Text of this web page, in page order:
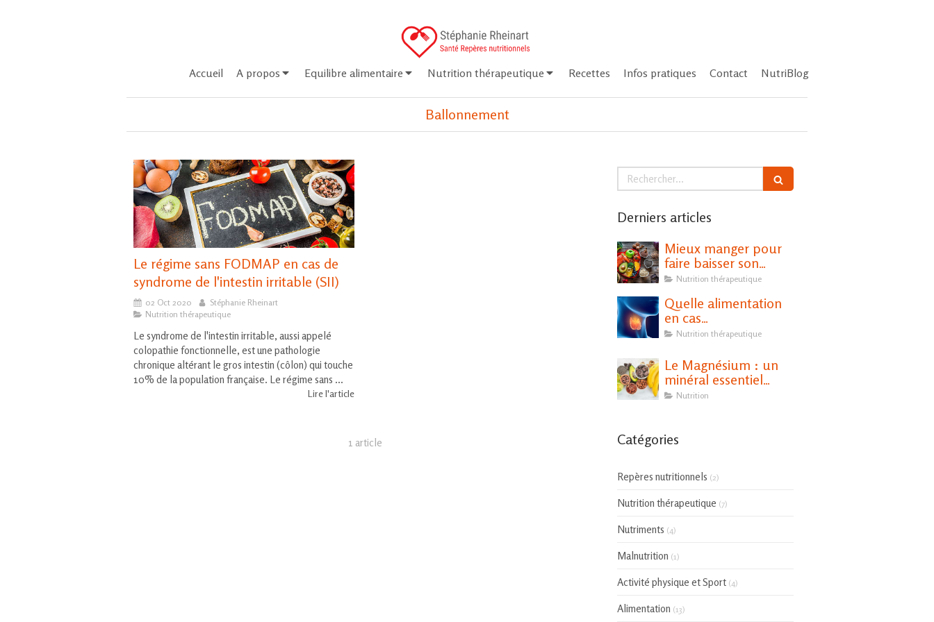
Accueil A propos Equilibre alimentaire Nutrition thérapeutique Recettes Infos pratiques Contact NutriBlog
Ballonnement
Le régime sans FODMAP en cas de
syndrome de l'intestin irritable (SII)
02 Oct 2020
Stéphanie Rheinart
Nutrition thérapeutique
Le syndrome de l'intestin irritable, aussi appelé
colopathie fonctionnelle, est une pathologie
chronique altérant le gros intestin (côlon) qui touche
10% de la population française. Le régime sans ...
Lire l'article
1 article
Rechercher
Derniers articles
Mieux manger pour
faire baisser son
cholestérol
Nutrition thérapeutique
Quelle alimentation
en cas
d'hypothyroïdie ?
Nutrition thérapeutique
Le Magnésium : un
minéral essentiel
pour notre santé
Nutrition
Catégories
Repères nutritionnels (2)
Nutrition thérapeutique (7)
Nutriments (4)
Malnutrition (1)
Activité physique et Sport (4)
Alimentation (13)